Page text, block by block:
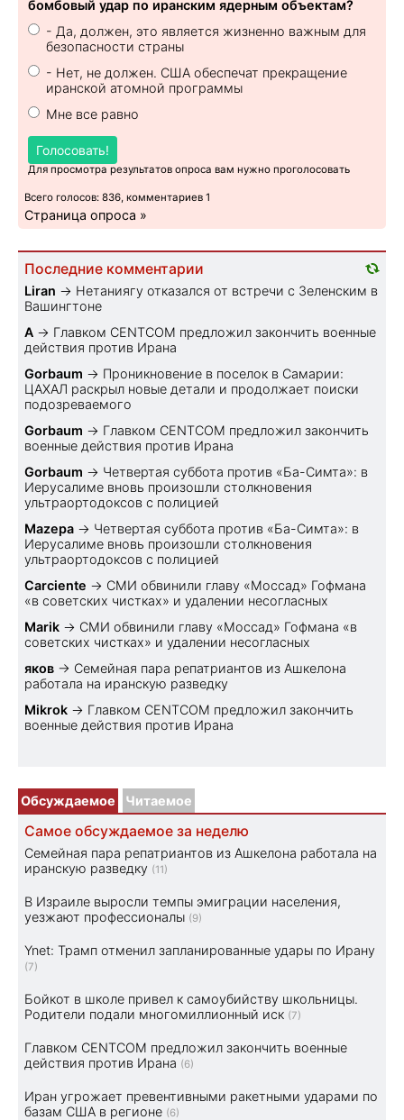
бомбовый удар по иранским ядерным объектам?
- Да, должен, это является жизненно важным для
безопасности страны
- Нет, не должен. США обеспечат прекращение
иранской атомной программы
Мне все равно
Голосовать!
Для просмотра результатов опроса вам нужно проголосовать
Всего голосов: 836, комментариев 1
Страница опроса »
Последние комментарии
Liran → Нетаниягу отказался от встречи с Зеленским в
Вашингтоне
A → Главком CENTCOM предложил закончить военные
действия против Ирана
Gorbaum → Проникновение в поселок в Самарии:
ЦАХАЛ раскрыл новые детали и продолжает поиски
подозреваемого
Gorbaum → Главком CENTCOM предложил закончить
военные действия против Ирана
Gorbaum → Четвертая суббота против «Ба-Симта»: в
Иерусалиме вновь произошли столкновения
ультраортодоксов с полицией
Mazepa → Четвертая суббота против «Ба-Симта»: в
Иерусалиме вновь произошли столкновения
ультраортодоксов с полицией
Carciente → СМИ обвинили главу «Моссад» Гофмана
«в советских чистках» и удалении несогласных
Marik → СМИ обвинили главу «Моссад» Гофмана «в
советских чистках» и удалении несогласных
яков → Семейная пара репатриантов из Ашкелона
работала на иранскую разведку
Mikrok → Главком CENTCOM предложил закончить
военные действия против Ирана
Обсуждаемое Читаемое
Самое обсуждаемое за неделю
Семейная пара репатриантов из Ашкелона работала на
иранскую разведку (11)
В Израиле выросли темпы эмиграции населения,
уезжают профессионалы (9)
Ynet: Трамп отменил запланированные удары по Ирану
(7)
Бойкот в школе привел к самоубийству школьницы.
Родители подали многомиллионный иск (7)
Главком CENTCOM предложил закончить военные
действия против Ирана (6)
Иран угрожает превентивными ракетными ударами по
базам США в регионе (6)